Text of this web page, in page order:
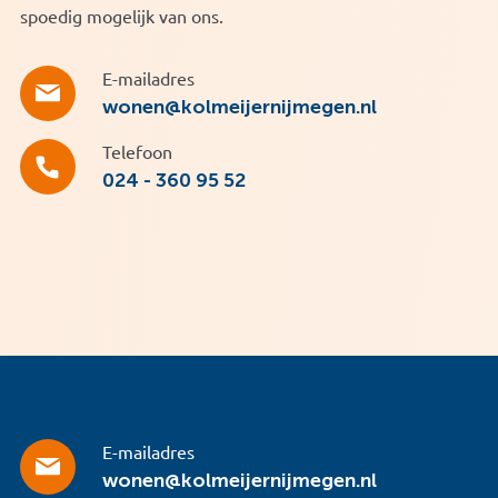
spoedig mogelijk van ons.
E-mailadres
wonen@kolmeijernijmegen.nl
Telefoon
024 - 360 95 52
E-mailadres
wonen@kolmeijernijmegen.nl